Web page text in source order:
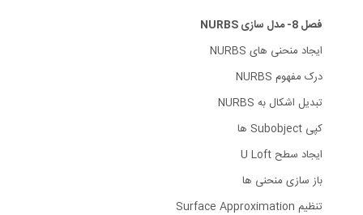
فصل 8- مدل سازی NURBS
ایجاد منحنی های NURBS
درک مفهوم NURBS
تبدیل اشکال به NURBS
کپی Subobject ها
ایجاد سطح U Loft
باز سازی منحنی ها
تنظیم Surface Approximation